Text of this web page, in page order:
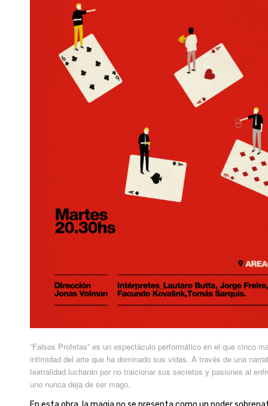
“Falsos Profetas” es un espectáculo performático en el que cinco
intimidad del arte que ha dominado sus vidas. A través de una
teatralidad lucharán por no traicionar sus secretos y pasiones al
uno nunca deja de ser mago.